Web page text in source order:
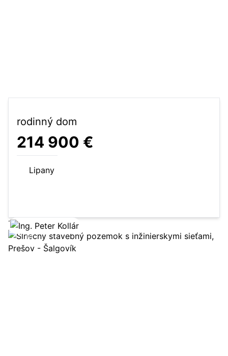
rodinný dom
214 900 €
Lipany
Zobraziť ponuku
16